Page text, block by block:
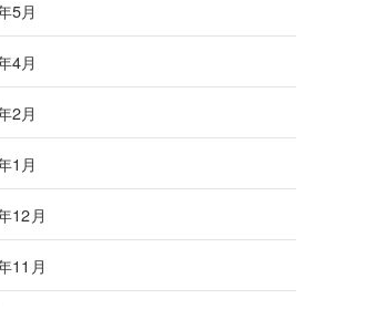
5月
4月
2月
1月
12月
11月